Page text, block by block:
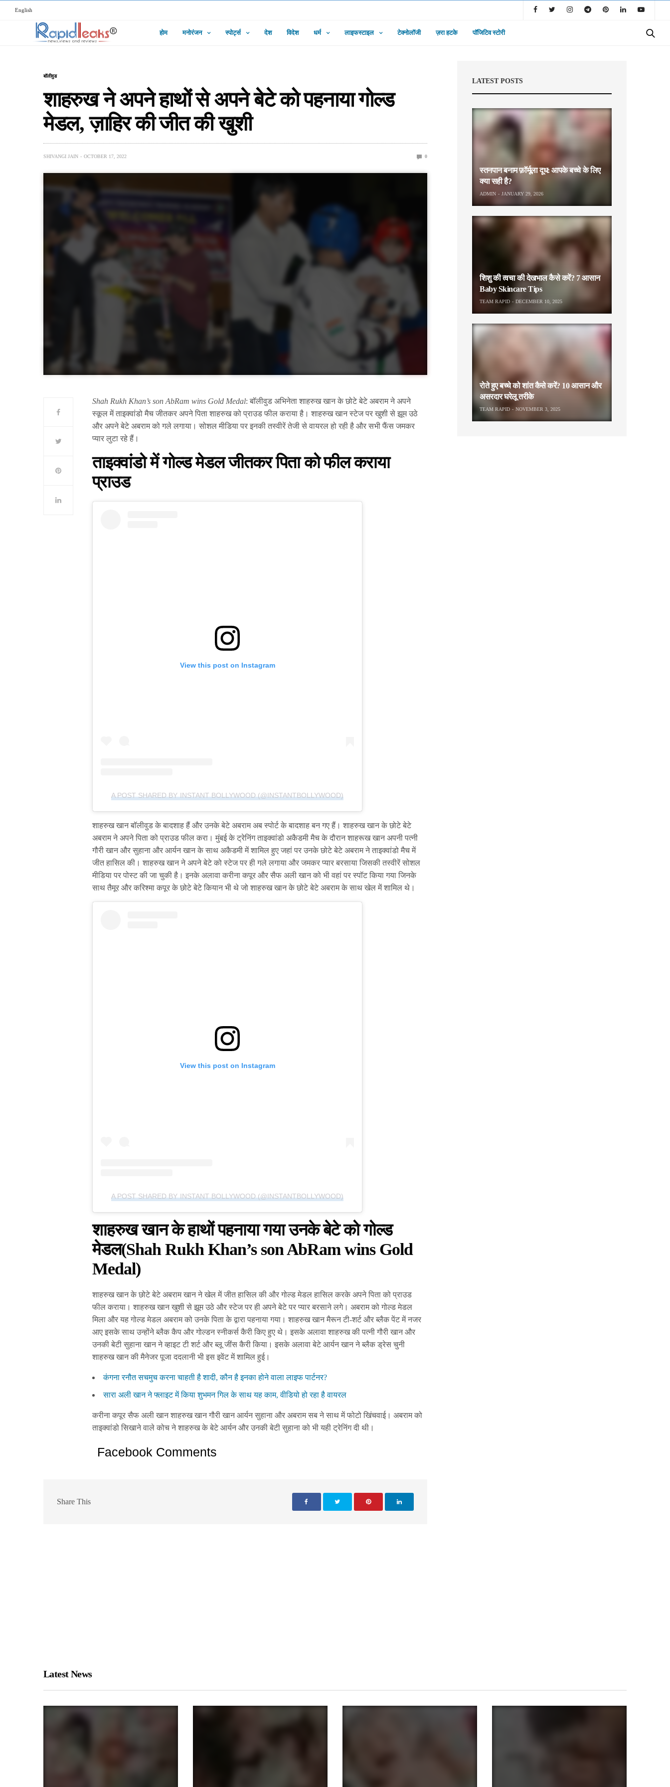
English
होम मनोरंजन स्पोर्ट्स देश विदेश धर्म लाइफस्टाइल टेक्नोलॉजी ज़रा हटके पॉजिटिव स्टोरी
बॉलीवुड
शाहरुख ने अपने हाथों से अपने बेटे को पहनाया गोल्ड
मेडल, ज़ाहिर की जीत की खुशी
SHIVANGI JAIN OCTOBER 17, 2022 0
Shah Rukh Khan’s son AbRam wins Gold Medal: बॉलीवुड अभिनेता शाहरुख खान के छोटे बेटे अबराम ने अपने
स्कूल में ताइक्वांडो मैच जीतकर अपने पिता शाहरुख को प्राउड फील कराया है। शाहरुख खान स्टेज पर खुशी से झूम उठे
और अपने बेटे अबराम को गले लगाया। सोशल मीडिया पर इनकी तस्वीरें तेजी से वायरल हो रही है और सभी फैंस जमकर
प्यार लुटा रहे हैं।
ताइक्वांडो में गोल्ड मेडल जीतकर पिता को फील कराया
प्राउड
View this post on Instagram
A POST SHARED BY INSTANT BOLLYWOOD (@INSTANTBOLLYWOOD)
शाहरुख खान बॉलीवुड के बादशाह हैं और उनके बेटे अबराम अब स्पोर्ट के बादशाह बन गए हैं। शाहरुख खान के छोटे बेटे
अबराम ने अपने पिता को प्राउड फील करा। मुंबई के ट्रेनिंग ताइक्वांडो अकैडमी मैच के दौरान शाहरूख खान अपनी पत्नी
गौरी खान और सुहाना और आर्यन खान के साथ अकैडमी में शामिल हुए जहां पर उनके छोटे बेटे अबराम ने ताइक्वांडो मैच में
जीत हासिल की। शाहरुख खान ने अपने बेटे को स्टेज पर ही गले लगाया और जमकर प्यार बरसाया जिसकी तस्वीरें सोशल
मीडिया पर पोस्ट की जा चुकी है। इनके अलावा करीना कपूर और सैफ अली खान को भी वहां पर स्पॉट किया गया जिनके
साथ तैमूर और करिश्मा कपूर के छोटे बेटे कियान भी थे जो शाहरुख खान के छोटे बेटे अबराम के साथ खेल में शामिल थे।
View this post on Instagram
A POST SHARED BY INSTANT BOLLYWOOD (@INSTANTBOLLYWOOD)
शाहरुख खान के हाथों पहनाया गया उनके बेटे को गोल्ड
मेडल(Shah Rukh Khan’s son AbRam wins Gold
Medal)
शाहरुख खान के छोटे बेटे अबराम खान ने खेल में जीत हासिल की और गोल्ड मेडल हासिल करके अपने पिता को प्राउड
फील कराया। शाहरुख खान खुशी से झूम उठे और स्टेज पर ही अपने बेटे पर प्यार बरसाने लगे। अबराम को गोल्ड मेडल
मिला और यह गोल्ड मेडल अबराम को उनके पिता के द्वारा पहनाया गया। शाहरुख खान मैरून टी-शर्ट और ब्लैक पेंट में नजर
आए इसके साथ उन्होंने ब्लैक कैप और गोल्डन स्नीकर्स कैरी किए हुए थे। इसके अलावा शाहरुख की पत्नी गौरी खान और
उनकी बेटी सुहाना खान ने व्हाइट टी शर्ट और ब्लू जींस कैरी किया। इसके अलावा बेटे आर्यन खान ने ब्लैक ड्रेस चुनी
शाहरुख खान की मैनेजर पूजा ददलानी भी इस इवेंट में शामिल हुई।
कंगना रनौत सचमुच करना चाहती है शादी, कौन है इनका होने वाला लाइफ पार्टनर?
सारा अली खान ने फ्लाइट में किया शुभमन गिल के साथ यह काम, वीडियो हो रहा है वायरल
करीना कपूर सैफ अली खान शाहरुख खान गौरी खान आर्यन सुहाना और अबराम सब ने साथ में फोटो खिंचवाई। अबराम को
ताइक्वांडो सिखाने वाले कोच ने शाहरुख के बेटे आर्यन और उनकी बेटी सुहाना को भी यही ट्रेनिंग दी थी।
Facebook Comments
Share This
LATEST POSTS
स्तनपान बनाम फ़ॉर्मूला दूध: आपके बच्चे के लिए
क्या सही है?
ADMIN JANUARY 29, 2026
शिशु की त्वचा की देखभाल कैसे करें? 7 आसान
Baby Skincare Tips
TEAM RAPID DECEMBER 10, 2025
रोते हुए बच्चे को शांत कैसे करें? 10 आसान और
असरदार घरेलू तरीके
TEAM RAPID NOVEMBER 3, 2025
Latest News